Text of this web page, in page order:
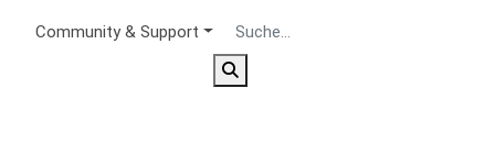
Secondary Menu
Community & Support